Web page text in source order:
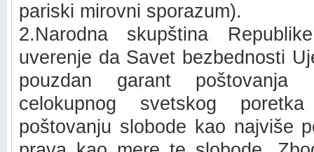
pariski mirovni sporazum).
2.Narodna skupština
uverenje da Savet bezbednosti
pouzdan garant poštovanja
celokupnog svetskog
poštovanju slobode kao najviše